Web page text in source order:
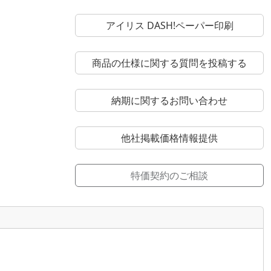
アイリス DASH!ペーパー印刷
商品の仕様に関する質問を投稿する
納期に関するお問い合わせ
他社掲載価格情報提供
特価契約のご相談